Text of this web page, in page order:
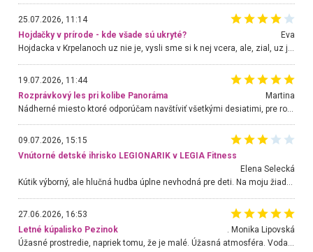
25.07.2026, 11:14
Hojdačky v prírode - kde všade sú ukryté?
Eva
Hojdacka v Krpelanoch uz nie je, vysli sme si k nej vcera, ale, zial, uz je znicena. Ak sem planujete cestu len kvoli hojdacke, mozete si ju usetrit. Krasny vyhlad je tu vsak aj bez hojdacky :-)
19.07.2026, 11:44
Rozprávkový les pri kolibe Panoráma
Martina
Nádherné miesto ktoré odporúčam navštíviť všetkými desiatimi, pre rodiny s deťmi, dôchodcom... Proste a jednoducho ozaj rozprávkový les.. určite ešte prídeme. Odniesli sme si na pamiatku krásne tričká,
09.07.2026, 15:15
Vnútorné detské ihrisko LEGIONARIK v LEGIA Fitness
Elena Selecká
Kútik výborný, ale hlučná hudba úplne nevhodná pre deti. Na moju žiadosť o aspoň sušenie nereagovali.
27.06.2026, 16:53
Letné kúpalisko Pezinok
. Monika Lipovská
Úžasné prostredie, napriek tomu, že je malé. Úžasná atmosféra. Voda fantastická a nádherná. Ľudí je pomerne veľa, ale su mili a ohľaduplní. Je veľmi zaujímavé sledovať, ako dokážu spolu športovať cudzí ľudia a bez ohľadu na vek. Vládne tu pohoda. Vnuka neviem dostať z vody. Ďakujem za krásny deň . Urcite sa sem vrátim. Jediný problém je s parkovaním, ale aj ten sa mi podarilo vyriešiť. Monika Bratislava